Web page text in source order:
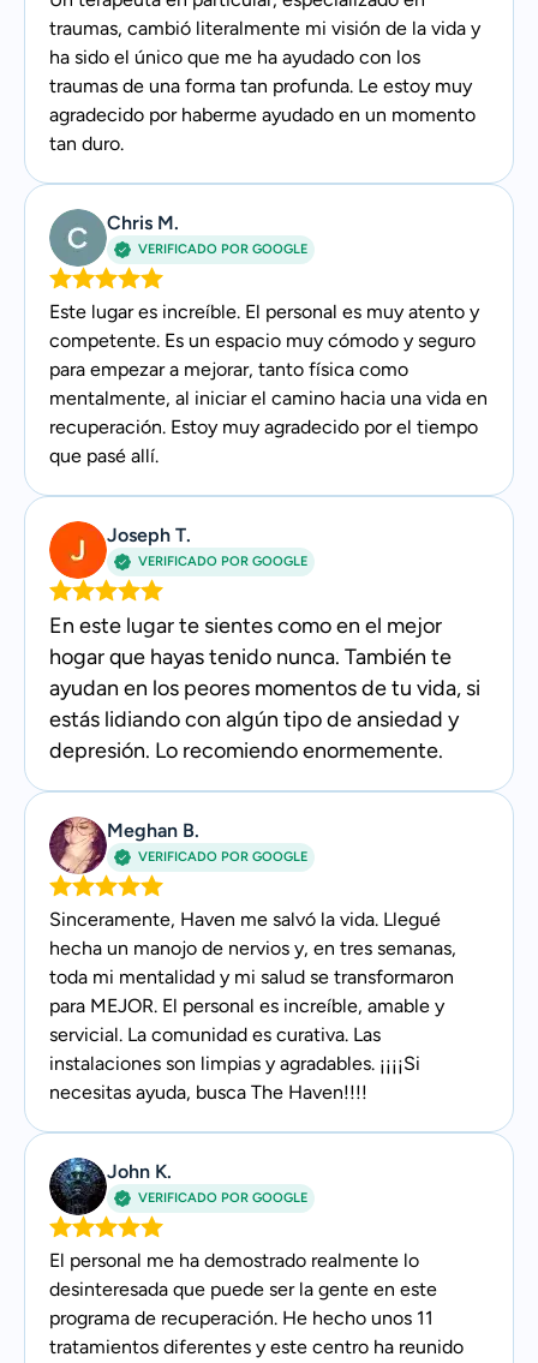
traumas, cambió literalmente mi visión de la vida y
ha sido el único que me ha ayudado con los
traumas de una forma tan profunda. Le estoy muy
agradecido por haberme ayudado en un momento
tan duro.
Chris M.
VERIFICADO POR GOOGLE
Este lugar es increíble. El personal es muy atento y
competente. Es un espacio muy cómodo y seguro
para empezar a mejorar, tanto física como
mentalmente, al iniciar el camino hacia una vida en
recuperación. Estoy muy agradecido por el tiempo
que pasé allí.
Joseph T.
VERIFICADO POR GOOGLE
En este lugar te sientes como en el mejor
hogar que hayas tenido nunca. También te
ayudan en los peores momentos de tu vida, si
estás lidiando con algún tipo de ansiedad y
depresión. Lo recomiendo enormemente.
Meghan B.
VERIFICADO POR GOOGLE
Sinceramente, Haven me salvó la vida. Llegué
hecha un manojo de nervios y, en tres semanas,
toda mi mentalidad y mi salud se transformaron
para MEJOR. El personal es increíble, amable y
servicial. La comunidad es curativa. Las
instalaciones son limpias y agradables. ¡¡¡¡Si
necesitas ayuda, busca The Haven!!!!
John K.
VERIFICADO POR GOOGLE
El personal me ha demostrado realmente lo
desinteresada que puede ser la gente en este
programa de recuperación. He hecho unos 11
tratamientos diferentes y este centro ha reunido